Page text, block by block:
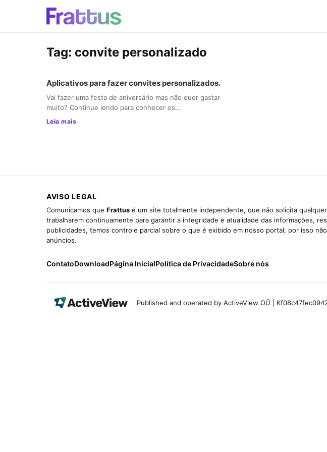
Tag: convite personalizado
Aplicativos para fazer convites personalizados.
Vai fazer uma festa de aniversário mas não quer gastar
muito? Continue lendo para conhecer os…
Leia mais
AVISO LEGAL
Comunicamos que Frattus é um site totalmente independente, que não solicita
trabalharem continuamente para garantir a integridade e atualidade das informações,
publicidades, temos controle parcial sobre o que é exibido em nosso portal, por isso
anúncios.
ContatoDownloadPágina InicialPolítica de PrivacidadeSobre nós
Published and operated by ActiveView OÜ |